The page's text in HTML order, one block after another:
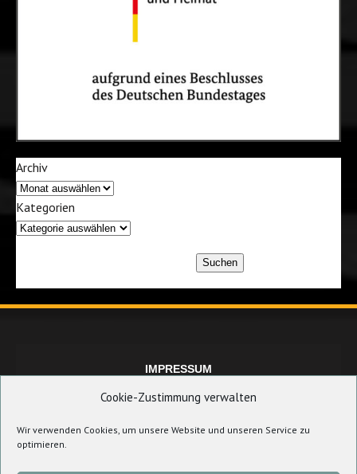
Cookie-Zustimmung verwalten
Wir verwenden Cookies, um unsere Website und unseren Service zu
optimieren.
Archiv
Kategorien
Suchen
IMPRESSUM
DATENSCHUTZERKLÄRUNG